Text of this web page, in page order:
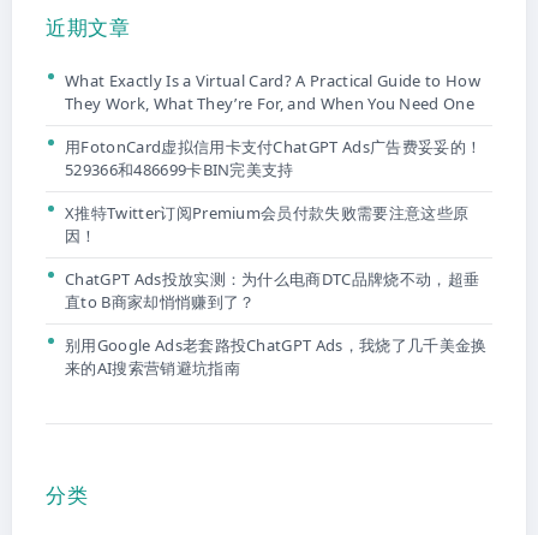
近期文章
What Exactly Is a Virtual Card? A Practical Guide to How
They Work, What They’re For, and When You Need One
用FotonCard虚拟信用卡支付ChatGPT Ads广告费妥妥的！
529366和486699卡BIN完美支持
X推特Twitter订阅Premium会员付款失败需要注意这些原
因！
ChatGPT Ads投放实测：为什么电商DTC品牌烧不动，超垂
直to B商家却悄悄赚到了？
别用Google Ads老套路投ChatGPT Ads，我烧了几千美金换
来的AI搜索营销避坑指南
分类